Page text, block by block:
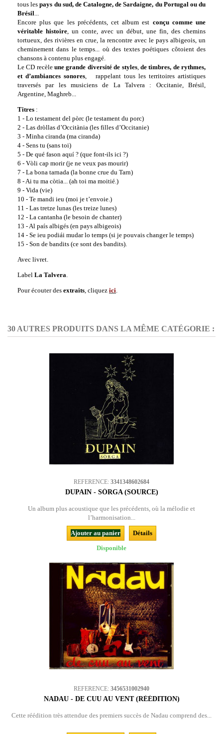
tous lespays du sud, de Catalogne, de Sardaigne, du Portugal ou du
Brésil...
Encore plus que les précédents, cet album est conçu comme une
véritable histoire, un conte, avec un début, une fin, des chemins
tortueux, des rivières en crue, la rencontre avec le pays albigeois, un
cheminement dans le temps... où des textes poétiques côtoient des
chansons à contenu plus engagé.
Le CD recèleune grande diversité de styles, de timbres, de rythmes,
et d’ambiances sonores, rappelant tous les territoires artistiques
traversés par les musiciens de La Talvera : Occitanie, Brésil,
Argentine, Maghreb...
Titres :
1 - Lo testament del pòrc (le testament du porc)
2 - Las dròllas d’Occitània (les filles d’Occitanie)
3 - Minha ciranda (ma ciranda)
4 - Sens tu (sans toi)
5 - De qué fason aquí ? (que font-ils ici ?)
6 - Vòli cap morir (je ne veux pas mourir)
7 - La bona tarnada (la bonne crue du Tarn)
8 - Ai tu ma còtia... (ah toi ma moitié.)
9 - Vida (vie)
10 - Te mandi ieu (moi je t’envoie.)
11 - Las tretze lunas (les treize lunes)
12 - La cantanha (le besoin de chanter)
13 - Al país albigés (en pays albigeois)
14 - Se ieu podiái mudar lo temps (si je pouvais changer le temps)
15 - Son de bandits (ce sont des bandits).
Avec livret.
Label La Talvera.
Pour écouter des extraits, cliquez ici.
30 AUTRES PRODUITS DANS LA MÊME CATÉGORIE :
REFERENCE: 3341348602684
DUPAIN - SÒRGA (SOURCE)
Un album plus acoustique que les précédents, où la mélodie et
l’harmonisation...
Ajouter au panier
Détails
Disponible
REFERENCE: 3456531002940
NADAU - DE CUU AU VENT (RÉÉDITION)
Cette réédition très attendue des premiers succès de Nadau comprend des...